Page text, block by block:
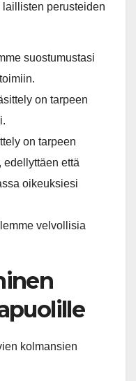
perusteiden
suostumustasi
on tarpeen
on tarpeen
että
oikeuksiesi
velvollisia
kolmansien